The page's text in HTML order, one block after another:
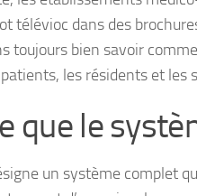
télévioc dans des
toujours bien savoir
les résidents et les
que le
un système complet